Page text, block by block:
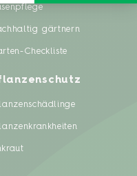
gärtnern
Checkliste